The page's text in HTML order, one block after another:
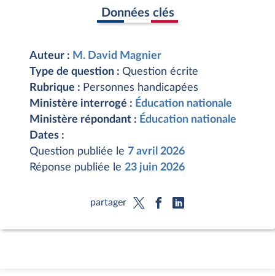
Données clés
Auteur : M. David Magnier
Type de question : Question écrite
Rubrique : Personnes handicapées
Ministère interrogé : Éducation nationale
Ministère répondant : Éducation nationale
Dates :
Question publiée le 7 avril 2026
Réponse publiée le 23 juin 2026
partager